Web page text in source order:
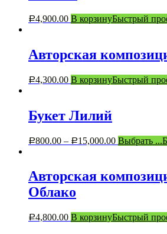
Р4,900.00 В корзинуБыстрый
Авторская
Р4,300.00 В корзинуБыстрый
Букет Лилий
Р800.00 – Р15,000.00 Выбрать ...
Авторская
Облако
Р4,800.00 В корзинуБыстрый